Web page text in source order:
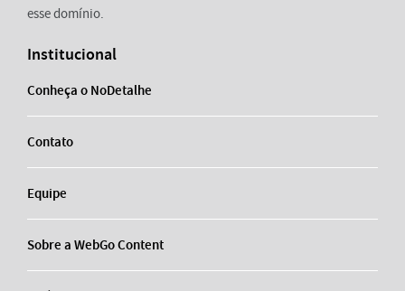
esse domínio.
Institucional
Conheça o NoDetalhe
Contato
Equipe
Sobre a WebGo Content